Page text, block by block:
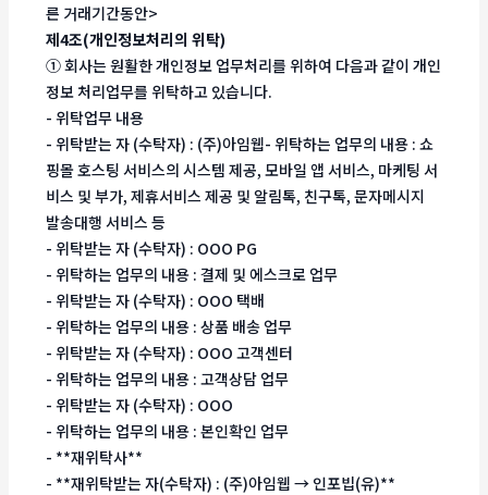
른 거래기간동안>
제4조(개인정보처리의 위탁)
① 회사는 원활한 개인정보 업무처리를 위하여 다음과 같이 개인
정보 처리업무를 위탁하고 있습니다.
- 위탁업무 내용
- 위탁받는 자 (수탁자) : (주)아임웹- 위탁하는 업무의 내용 : 쇼
핑몰 호스팅 서비스의 시스템 제공, 모바일 앱 서비스, 마케팅 서
비스 및 부가, 제휴서비스 제공 및 알림톡, 친구톡, 문자메시지
발송대행 서비스 등
- 위탁받는 자 (수탁자) : OOO PG
- 위탁하는 업무의 내용 : 결제 및 에스크로 업무
- 위탁받는 자 (수탁자) : OOO 택배
- 위탁하는 업무의 내용 : 상품 배송 업무
- 위탁받는 자 (수탁자) : OOO 고객센터
- 위탁하는 업무의 내용 : 고객상담 업무
- 위탁받는 자 (수탁자) : OOO
- 위탁하는 업무의 내용 : 본인확인 업무
- **재위탁사**
- **재위탁받는 자(수탁자) : (주)아임웹 → 인포빕(유)**